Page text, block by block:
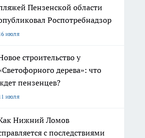
Пензенской области
Роспотребнадзор
июля
строительство у
дерева»: что
пензенцев?
июля
Нижний Ломов
с последствиями